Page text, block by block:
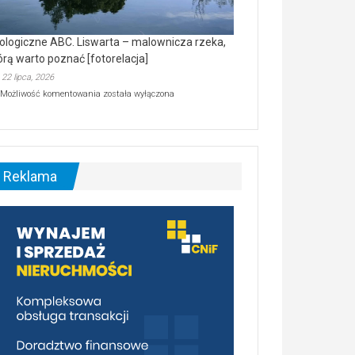
ABC. Liswarta – malownicza rzeka,
warto poznać [fotorelacja]
22 lipca, 2026
Możliwość komentowania Ekologiczne
–
malownicza
[fotorelacja]
została wyłączona
Reklama